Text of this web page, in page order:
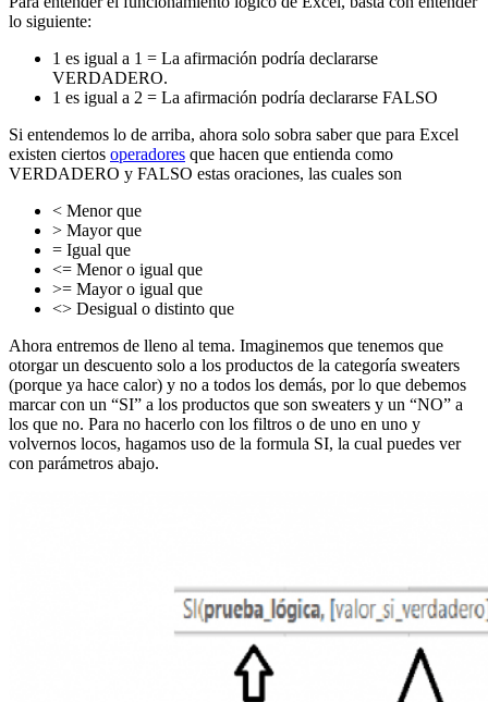
lo siguiente:
1 es igual a 1 = La afirmación podría declararse
VERDADERO.
1 es igual a 2 = La afirmación podría declararse FALSO
Si entendemos lo de arriba, ahora solo sobra saber que para Excel
existen ciertos operadores que hacen que entienda como
VERDADERO y FALSO estas oraciones, las cuales son
< Menor que
> Mayor que
= Igual que
<= Menor o igual que
>= Mayor o igual que
<> Desigual o distinto que
Ahora entremos de lleno al tema. Imaginemos que tenemos que
otorgar un descuento solo a los productos de la categoría sweaters
(porque ya hace calor) y no a todos los demás, por lo que debemos
marcar con un “SI” a los productos que son sweaters y un “NO” a
los que no. Para no hacerlo con los filtros o de uno en uno y
volvernos locos, hagamos uso de la formula SI, la cual puedes ver
con parámetros abajo.